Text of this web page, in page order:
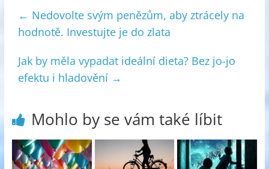
← Nedovolte svým penězům, aby ztrácely na
hodnotě. Investujte je do zlata
Jak by měla vypadat ideální dieta? Bez jo-jo
efektu i hladovění →
Mohlo by se vám také líbit